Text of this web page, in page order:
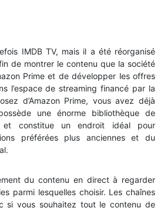
IMDB TV, mais il a été réorganisé
de montrer le contenu que la société
Prime et de développer les offres
l’espace de streaming financé par la
d’Amazon Prime, vous avez déjà
une énorme bibliothèque de
et constitue un endroit idéal pour
préférées plus anciennes et du
du contenu en direct à regarder
parmi lesquelles choisir. Les chaînes
si vous souhaitez tout le contenu de